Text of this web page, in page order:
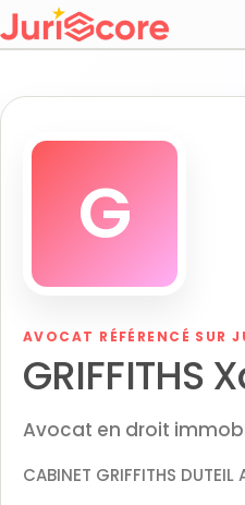
G
AVOCAT RÉFÉRENCÉ SUR
GRIFFITHS
Avocat en droit
CABINET GRIFFITHS DUTEIL